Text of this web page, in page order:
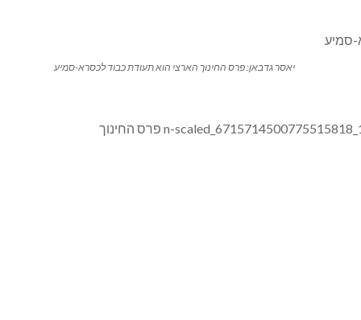
יאסר גדבאן: פרס החינוך הארצי הוא תעודת כבוד לכסרא-סמיע